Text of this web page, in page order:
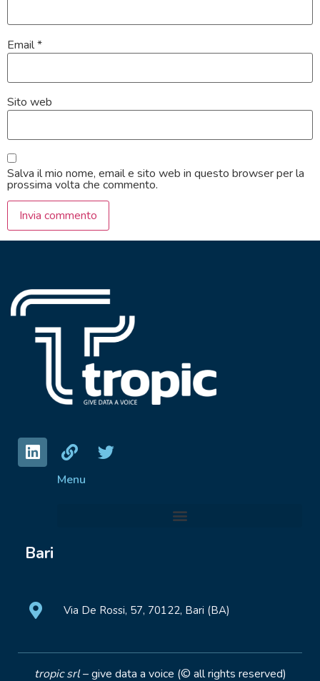
Email*
Sito web
Salva il mio nome, email e sito web in questo browser per la
prossima volta che commento.
Menu
Bari
Via De Rossi, 57, 70122, Bari (BA)
tropic srl– give data a voice (© all rights reserved)